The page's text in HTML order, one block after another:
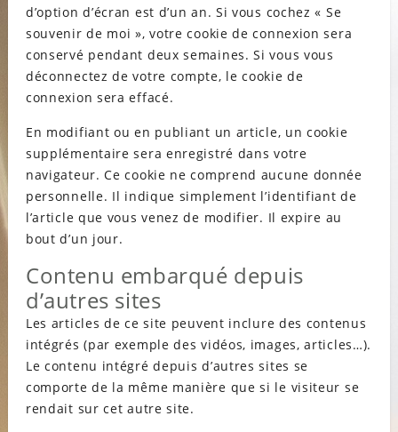
d’option d’écran est d’un an. Si vous cochez « Se
souvenir de moi », votre cookie de connexion sera
conservé pendant deux semaines. Si vous vous
déconnectez de votre compte, le cookie de
connexion sera effacé.
En modifiant ou en publiant un article, un cookie
supplémentaire sera enregistré dans votre
navigateur. Ce cookie ne comprend aucune donnée
personnelle. Il indique simplement l’identifiant de
l’article que vous venez de modifier. Il expire au
bout d’un jour.
Contenu embarqué depuis
d’autres sites
Les articles de ce site peuvent inclure des contenus
intégrés (par exemple des vidéos, images, articles…).
Le contenu intégré depuis d’autres sites se
comporte de la même manière que si le visiteur se
rendait sur cet autre site.